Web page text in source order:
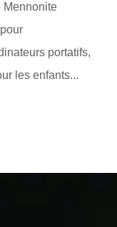
Mennonite
portatifs,
les enfants...